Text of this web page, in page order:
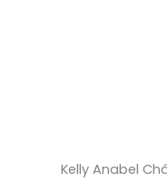
Kelly Anabel